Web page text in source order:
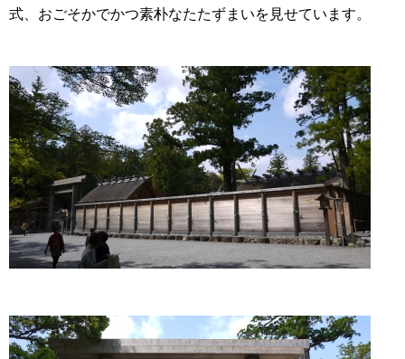
式、おごそかでかつ素朴なたたずまいを見せています。